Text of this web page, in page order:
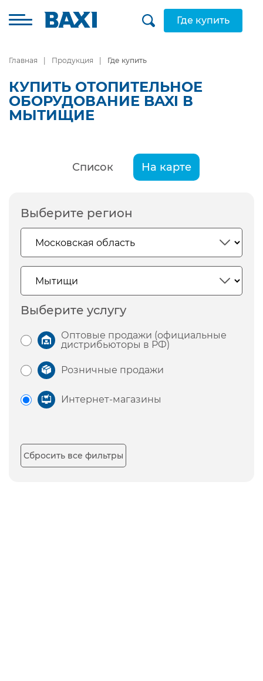
Где купить
Главная Продукция Где купить
КУПИТЬ ОТОПИТЕЛЬНОЕ
ОБОРУДОВАНИЕ BAXI В
МЫТИЩИЕ
Список На карте
Выберите регион
Выберите услугу
Оптовые продажи (официальные
дистрибьюторы в РФ)
Розничные продажи
Интернет-магазины
Сбросить все фильтры